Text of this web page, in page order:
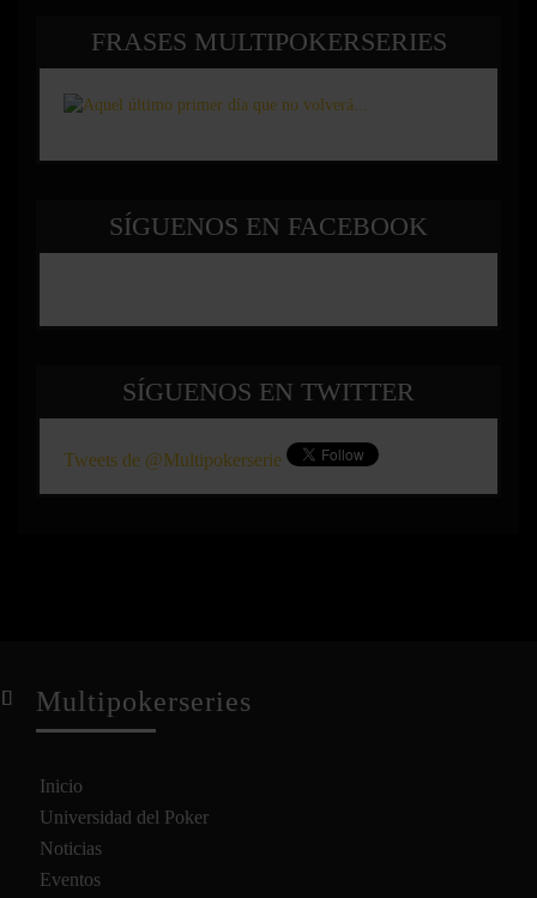
FRASES MULTIPOKERSERIES
SÍGUENOS EN FACEBOOK
SÍGUENOS EN TWITTER
Tweets de @Multipokerserie
Multipokerseries
Inicio
Universidad del Poker
Noticias
Eventos